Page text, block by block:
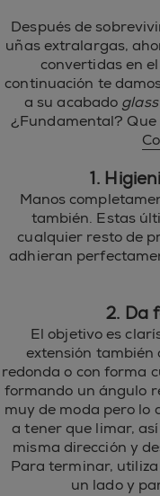
Después de
uñas extralargas,
convertidas en
continuación te
a su acabado glass
¿Fundamental?
1.
Manos
también. Estas
cualquier resto de
adhieran
2. Da
El objetivo es
extensión también
redonda o con forma
formando un ángulo
muy de moda pero lo
a tener que limar,
misma dirección y
Para terminar,
un lado y